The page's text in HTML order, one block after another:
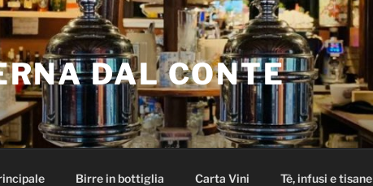
DAL CONTE
Birre in bottiglia Carta Vini Tè, infusi e tisane